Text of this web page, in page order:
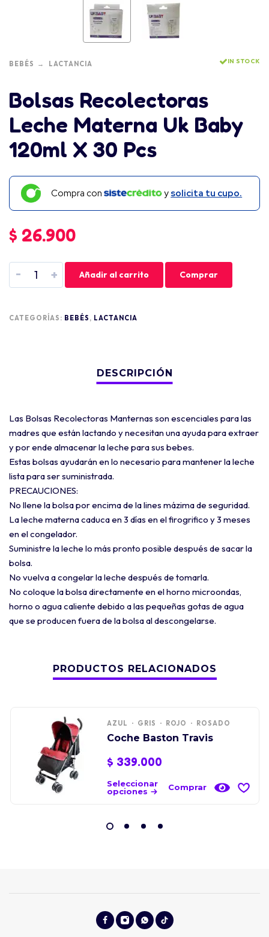
BEBÉS LACTANCIA IN STOCK
Bolsas Recolectoras
Leche Materna Uk Baby
120ml X 30 Pcs
Compra con y solicita tu cupo.
$ 26.900
- + Añadir al carrito Comprar
CATEGORÍAS: BEBÉS , LACTANCIA
Las Bolsas Recolectoras Manternas son escenciales para las
madres que están lactando y necesitan una ayuda para extraer
y por ende almacenar la leche para sus bebes.
Estas bolsas ayudarán en lo necesario para mantener la leche
lista para ser suministrada.
PRECAUCIONES:
No llene la bolsa por encima de la lines mázima de seguridad.
La leche materna caduca en 3 días en el firogrifico y 3 meses
en el congelador.
Suministre la leche lo más pronto posible después de sacar la
bolsa.
No vuelva a congelar la leche después de tomarla.
No coloque la bolsa directamente en el horno microondas,
horno o agua caliente debido a las pequeñas gotas de agua
que se producen fuera de la bolsa al descongelarse.
PRODUCTOS RELACIONADOS
AZUL GRIS ROJO ROSADO
Coche Baston Travis
$ 339.000
Seleccionar
opciones
Comprar